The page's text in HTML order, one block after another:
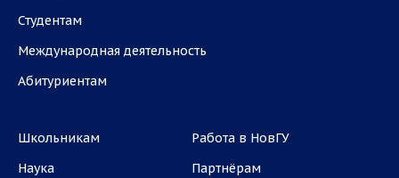
Студентам
Международная деятельность
Абитуриентам
Школьникам
Наука
Работа в НовГУ
Партнёрам